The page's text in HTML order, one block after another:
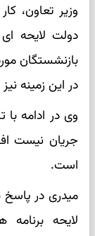
وزیر تعاون،
دولت لایحه
بازنشستگان
در این زمینه
وی در ادامه با
جریان نیست
است.
میدری در
لایحه